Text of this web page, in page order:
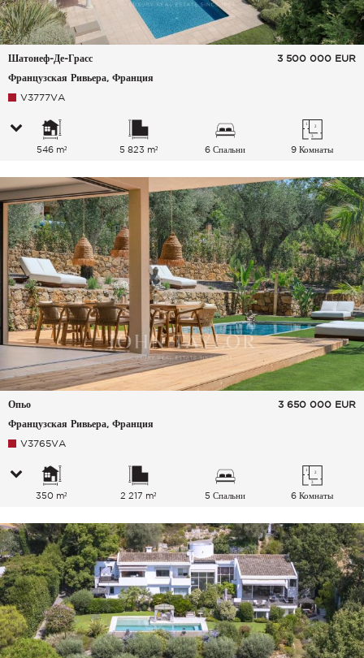
Шатонеф-Де-Грасс
Французская Ривьера, Франция
3 500 000 EUR
V3777VA
546 m² 5 823 m² 6 Спальни 9 Комнаты
Опьо
Французская Ривьера, Франция
3 650 000 EUR
V3765VA
350 m² 2 217 m² 5 Спальни 6 Комнаты